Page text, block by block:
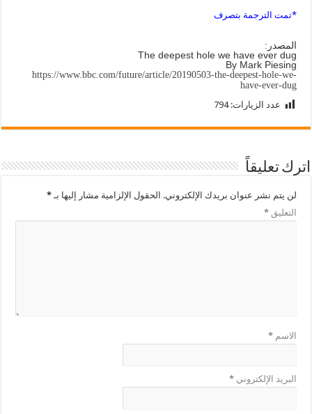
*تمت الترجمة بتصرف
المصدر:
The deepest hole we have ever dug
By Mark Piesing
https://www.bbc.com/future/article/20190503-the-deepest-hole-we-
have-ever-dug
عدد الزيارات: 794
اترك تعليقاً
لن يتم نشر عنوان بريدك الإلكتروني. الحقول الإلزامية مشار إليها بـ*
التعليق*
الاسم*
البريد الإلكتروني*